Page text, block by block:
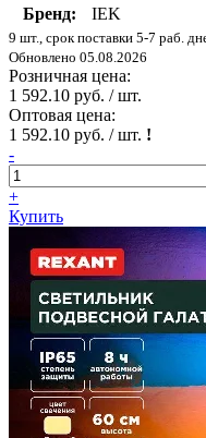
Бренд:
IEK
9 шт., срок поставки 5-7 раб.
Обновлено 05.08.2026
Розничная цена:
1 592.10 руб. / шт.
Оптовая цена:
1 592.10 руб. / шт. !
-
+
Купить